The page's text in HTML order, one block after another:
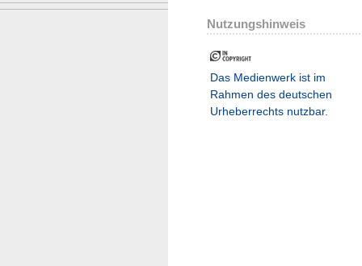
Nutzungshinweis
Das Medienwerk ist im
Rahmen des deutschen
Urheberrechts nutzbar.